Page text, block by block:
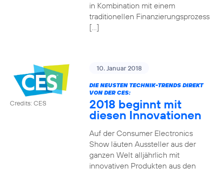
in Kombination mit einem
traditionellen Finanzierungsprozess
[…]
Credits: CES
10. Januar 2018
DIE NEUSTEN TECHNIK-TRENDS DIREKT
VON DER CES:
2018 beginnt mit
diesen Innovationen
Auf der Consumer Electronics
Show läuten Aussteller aus der
ganzen Welt alljährlich mit
innovativen Produkten aus den